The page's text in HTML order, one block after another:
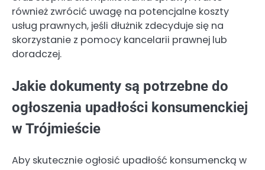
również zwrócić uwagę na potencjalne koszty
usług prawnych, jeśli dłużnik zdecyduje się na
skorzystanie z pomocy kancelarii prawnej lub
doradczej.
Jakie dokumenty są potrzebne do
ogłoszenia upadłości konsumenckiej
w Trójmieście
Aby skutecznie ogłosić upadłość konsumencką w